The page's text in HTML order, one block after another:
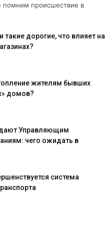
помним происшествие в
дорогие, что влияет на
жителям бывших
домов?
Управляющим
чего ожидать в
система